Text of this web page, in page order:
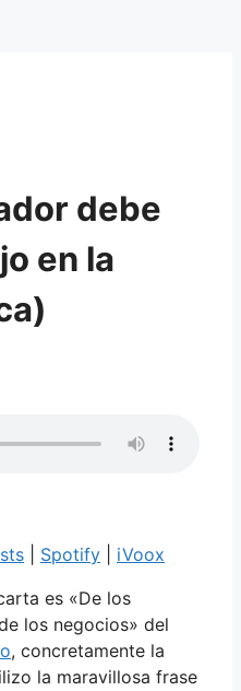
debe
en la
Spotify
iVoox
es «De los
los negocios» del
, concretamente la
la maravillosa frase